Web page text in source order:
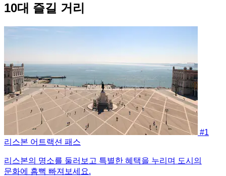
10대 즐길 거리
#1
리스본 어트랙션 패스
리스본의 명소를 둘러보고 특별한 혜택을 누리며 도시의
문화에 흠뻑 빠져보세요.